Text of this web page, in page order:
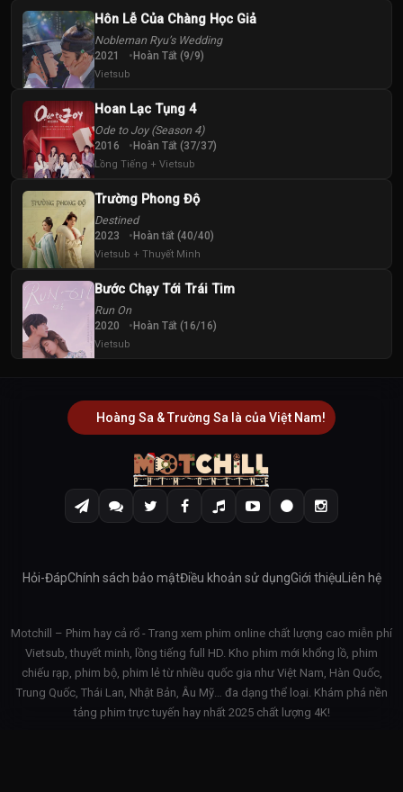
Hôn Lễ Của Chàng Học Giả
Nobleman Ryu’s Wedding
2021 Hoàn Tất (9/9)
Vietsub
Hoan Lạc Tụng 4
Ode to Joy (Season 4)
2016 Hoàn Tất (37/37)
Lồng Tiếng + Vietsub
Trường Phong Độ
Destined
2023 Hoàn tất (40/40)
Vietsub + Thuyết Minh
Bước Chạy Tới Trái Tim
Run On
2020 Hoàn Tất (16/16)
Vietsub
Hoàng Sa & Trường Sa là của Việt Nam!
Hỏi-ĐápChính sách bảo mậtĐiều khoản sử dụngGiới thiệu Liên hệ
Motchill – Phim hay cả rổ - Trang xem phim online chất lượng cao miễn phí
Vietsub, thuyết minh, lồng tiếng full HD. Kho phim mới khổng lồ, phim
chiếu rạp, phim bộ, phim lẻ từ nhiều quốc gia như Việt Nam, Hàn Quốc,
Trung Quốc, Thái Lan, Nhật Bản, Âu Mỹ… đa dạng thể loại. Khám phá nền
tảng phim trực tuyến hay nhất 2025 chất lượng 4K!